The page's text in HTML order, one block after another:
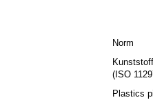
Norm
(ISO
Plastics